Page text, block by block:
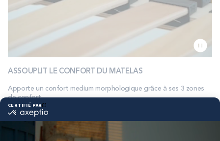
ASSOUPLIT LE CONFORT DU MATELAS
Apporte un confort medium morphologique grâce à ses 3 zones
de confort.
Chaque matière contribue
à
améliorer votre sommeil